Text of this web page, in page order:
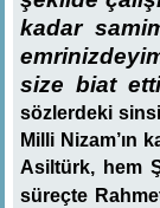
kadar
size biat
sözlerdeki
Milli Nizam’ın
Asiltürk, hem
süreçte